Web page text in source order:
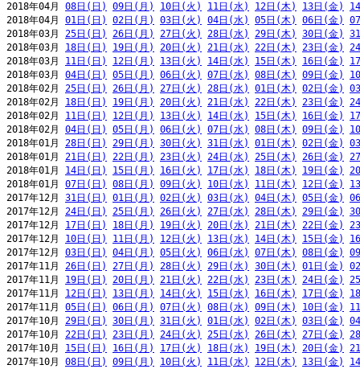
2018年04月 08日(日) 09日(月) 10日(火) 11日(水) 12日(木) 13日(金)
2018年04月 01日(日) 02日(月) 03日(火) 04日(水) 05日(木) 06日(金)
2018年03月 25日(日) 26日(月) 27日(火) 28日(水) 29日(木) 30日(金)
2018年03月 18日(日) 19日(月) 20日(火) 21日(水) 22日(木) 23日(金)
2018年03月 11日(日) 12日(月) 13日(火) 14日(水) 15日(木) 16日(金)
2018年03月 04日(日) 05日(月) 06日(火) 07日(水) 08日(木) 09日(金)
2018年02月 25日(日) 26日(月) 27日(火) 28日(水) 01日(木) 02日(金)
2018年02月 18日(日) 19日(月) 20日(火) 21日(水) 22日(木) 23日(金)
2018年02月 11日(日) 12日(月) 13日(火) 14日(水) 15日(木) 16日(金)
2018年02月 04日(日) 05日(月) 06日(火) 07日(水) 08日(木) 09日(金)
2018年01月 28日(日) 29日(月) 30日(火) 31日(水) 01日(木) 02日(金)
2018年01月 21日(日) 22日(月) 23日(火) 24日(水) 25日(木) 26日(金)
2018年01月 14日(日) 15日(月) 16日(火) 17日(水) 18日(木) 19日(金)
2018年01月 07日(日) 08日(月) 09日(火) 10日(水) 11日(木) 12日(金)
2017年12月 31日(日) 01日(月) 02日(火) 03日(水) 04日(木) 05日(金)
2017年12月 24日(日) 25日(月) 26日(火) 27日(水) 28日(木) 29日(金)
2017年12月 17日(日) 18日(月) 19日(火) 20日(水) 21日(木) 22日(金)
2017年12月 10日(日) 11日(月) 12日(火) 13日(水) 14日(木) 15日(金)
2017年12月 03日(日) 04日(月) 05日(火) 06日(水) 07日(木) 08日(金)
2017年11月 26日(日) 27日(月) 28日(火) 29日(水) 30日(木) 01日(金)
2017年11月 19日(日) 20日(月) 21日(火) 22日(水) 23日(木) 24日(金)
2017年11月 12日(日) 13日(月) 14日(火) 15日(水) 16日(木) 17日(金)
2017年11月 05日(日) 06日(月) 07日(火) 08日(水) 09日(木) 10日(金)
2017年10月 29日(日) 30日(月) 31日(火) 01日(水) 02日(木) 03日(金)
2017年10月 22日(日) 23日(月) 24日(火) 25日(水) 26日(木) 27日(金)
2017年10月 15日(日) 16日(月) 17日(火) 18日(水) 19日(木) 20日(金)
2017年10月 08日(日) 09日(月) 10日(火) 11日(水) 12日(木) 13日(金)